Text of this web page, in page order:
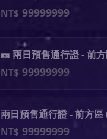
NT$ 99999999
🎫 兩日預售通行證 - 前
NT$ 99999999
兩日預售通行證 - 前方
NT$ 99999999